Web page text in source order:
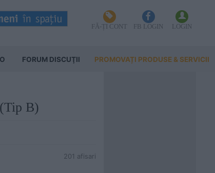
FĂ-ȚI CONT FB LOGIN LOGIN
FORUM DISCUŢII PROMOVAȚI PRODUSE & SERVICII
B)
201 afisari